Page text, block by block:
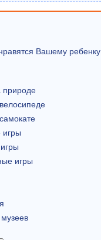
Вашему ребенку
природе
игры
игры